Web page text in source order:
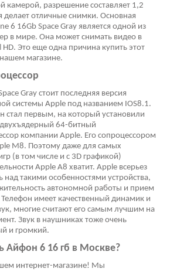
камерой, разрешение составляет 1,2
делает отличные снимки. Основная
6 16Gb Space Gray является одной из
в мире. Она может снимать видео в
HD. Это еще одна причина купить этот
магазине.
Gray стоит последняя версия
системы Apple под названием IOS8.1.
стал первым, на который установили
64-битный
компании Apple. Его сопроцессором
M8. Поэтому даже для самых
(в том числе и с 3D графикой)
Apple A8 хватит. Apple всерьез
над такими особенностями устройства,
автономной работы и прием
Телефон имеет качественный динамик и
многие считают его самым лучшим на
Звук в наушниках тоже очень
и громкий.
Айфон 6 16 гб в Москве?
интернет-магазине! Мы